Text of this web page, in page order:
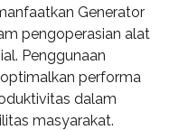
Generator
pengoperasian alat
Penggunaan
performa
dalam
masyarakat.